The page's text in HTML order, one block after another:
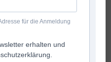
für die Anmeldung
erhalten und